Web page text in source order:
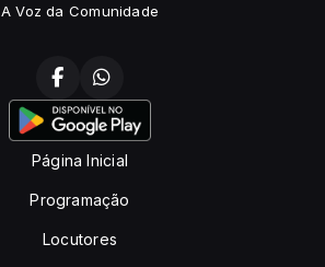
A Voz da Comunidade
Página Inicial
Programação
Locutores